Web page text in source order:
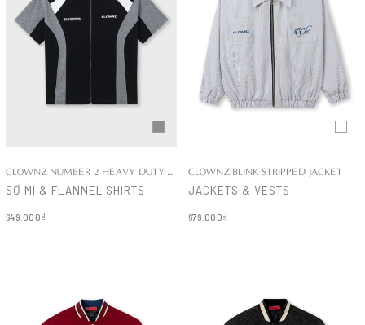
SƠ MI & FLANNEL SHIRTS
649.000₫
CLOWNZ BLINK STRIPPED JACKET
JACKETS & VESTS
679.000₫